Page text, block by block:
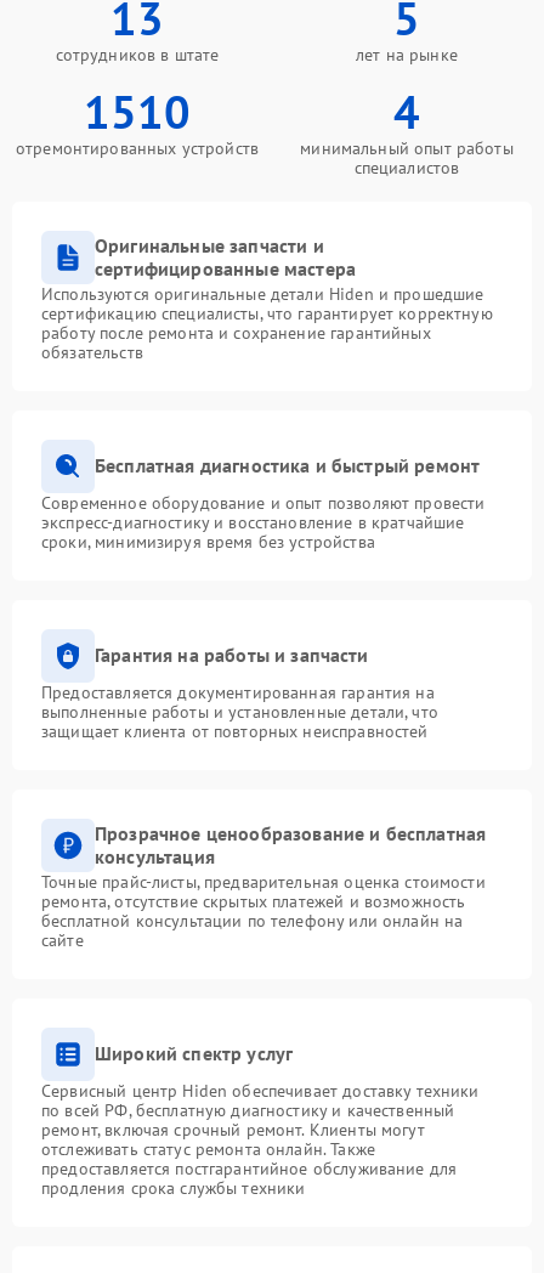
13
сотрудников в штате
5
лет на рынке
1510
отремонтированных устройств
4
минимальный опыт работы
специалистов
Оригинальные запчасти и
сертифицированные мастера
Используются оригинальные детали Hiden и прошедшие
сертификацию специалисты, что гарантирует корректную
работу после ремонта и сохранение гарантийных
обязательств
Бесплатная диагностика и быстрый ремонт
Современное оборудование и опыт позволяют провести
экспресс-диагностику и восстановление в кратчайшие
сроки, минимизируя время без устройства
Гарантия на работы и запчасти
Предоставляется документированная гарантия на
выполненные работы и установленные детали, что
защищает клиента от повторных неисправностей
Прозрачное ценообразование и бесплатная
консультация
Точные прайс-листы, предварительная оценка стоимости
ремонта, отсутствие скрытых платежей и возможность
бесплатной консультации по телефону или онлайн на
сайте
Широкий спектр услуг
Сервисный центр Hiden обеспечивает доставку техники
по всей РФ, бесплатную диагностику и качественный
ремонт, включая срочный ремонт. Клиенты могут
отслеживать статус ремонта онлайн. Также
предоставляется постгарантийное обслуживание для
продления срока службы техники